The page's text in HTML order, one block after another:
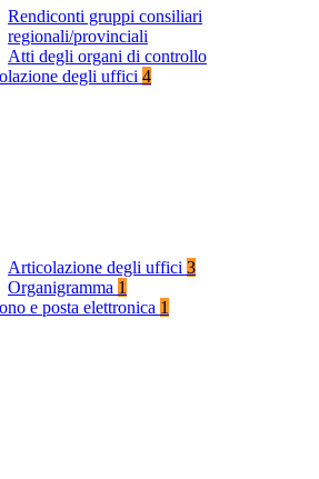
Rendiconti gruppi consiliari
regionali/provinciali
Atti degli organi di controllo
degli uffici 4
Articolazione degli uffici 3
Organigramma 1
e posta elettronica 1